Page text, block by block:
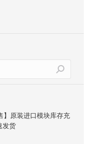
】原装进口模块库存充
发货